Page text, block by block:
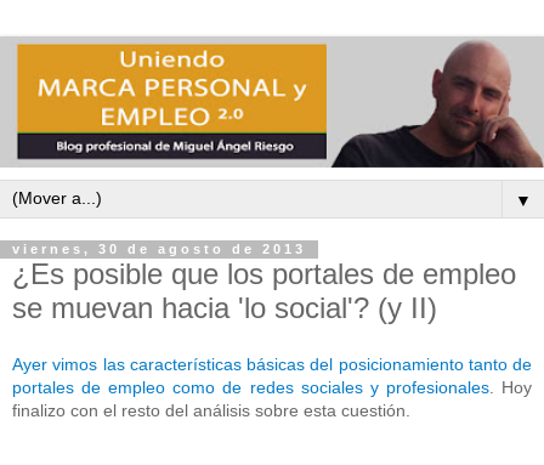
▼
viernes, 30 de agosto de 2013
¿Es posible que los portales de empleo
se muevan hacia 'lo social'? (y II)
Ayer vimos las características básicas del posicionamiento tanto de
portales de empleo como de redes sociales y profesionales. Hoy
finalizo con el resto del análisis sobre esta cuestión.